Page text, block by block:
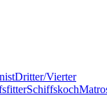
Dritter/Vierter
Schiffskoch